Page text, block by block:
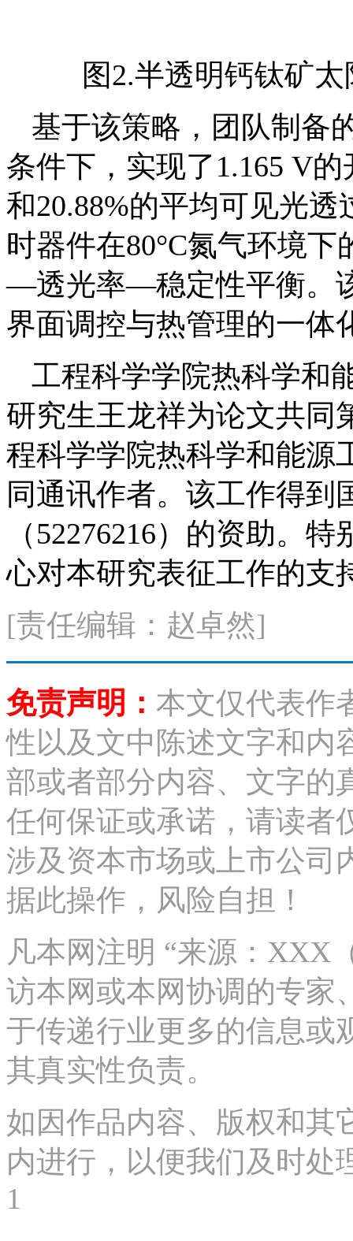
图2.半透明钙钛矿
基于该策略，团队制备
条件下，实现了1.165 V
和20.88%的平均可见光
时器件在80°C氮气环境
—透光率—稳定性平衡。
界面调控与热管理的一
工程科学学院热科学和
研究生王龙祥为论文共同
程科学学院热科学和能源
同通讯作者。该工作得
（52276216）的资助。
心对本研究表征工作的支
[责任编辑：赵卓然]
免责声明： 本文仅代表作
性以及文中陈述文字和内
部或者部分内容、文字的
任何保证或承诺，请读者
涉及资本市场或上市公司
据此操作，风险自担！
凡本网注明 “来源：XXX
访本网或本网协调的专家
于传递行业更多的信息或
其真实性负责。
如因作品内容、版权和其
内进行，以便我们及时处
1